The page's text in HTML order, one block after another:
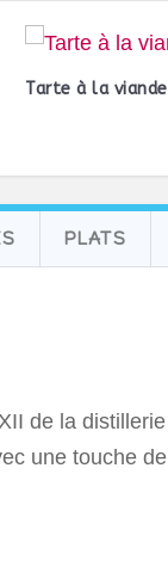
Tarte à la viande
PLATS
de la
une touche